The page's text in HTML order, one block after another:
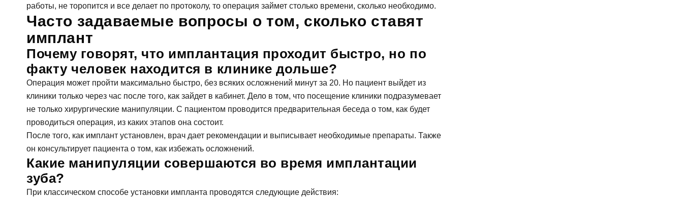
работы, не торопится и все делает по протоколу, то операция займет столько времени, сколько необходимо.
Часто задаваемые вопросы о том, сколько ставят
имплант
Почему говорят, что имплантация проходит быстро, но по
факту человек находится в клинике дольше?
Операция может пройти максимально быстро, без всяких осложнений минут за 20. Но пациент выйдет из
клиники только через час после того, как зайдет в кабинет. Дело в том, что посещение клиники подразумевает
не только хирургические манипуляции. С пациентом проводится предварительная беседа о том, как будет
проводиться операция, из каких этапов она состоит.
После того, как имплант установлен, врач дает рекомендации и выписывает необходимые препараты. Также
он консультирует пациента о том, как избежать осложнений.
Какие манипуляции совершаются во время имплантации
зуба?
При классическом способе установки импланта проводятся следующие действия:
Отправить